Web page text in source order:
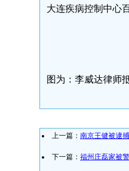
大连疾病控制中心
图为：李威达律师
上一篇： 南京王健被逮
下一篇： 福州庄磊家被